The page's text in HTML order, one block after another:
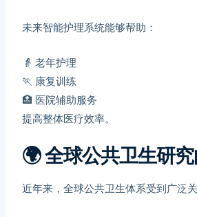
未来智能护理系统能够帮助：
👵 老年护理
🏃 康复训练
🏥 医院辅助服务
提高整体医疗效率。
🌍全球公共卫生研
近年来，全球公共卫生体系受到广泛关